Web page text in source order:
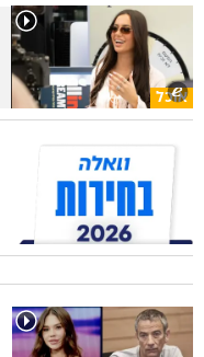
אוכל